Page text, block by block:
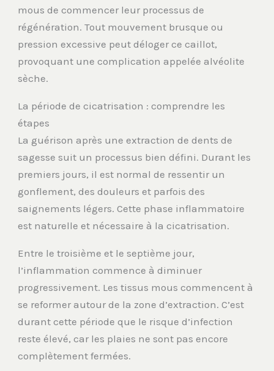
mous de commencer leur processus de
régénération. Tout mouvement brusque ou
pression excessive peut déloger ce caillot,
provoquant une complication appelée alvéolite
sèche.
La période de cicatrisation : comprendre les
étapes
La guérison après une extraction de dents de
sagesse suit un processus bien défini. Durant les
premiers jours, il est normal de ressentir un
gonflement, des douleurs et parfois des
saignements légers. Cette phase inflammatoire
est naturelle et nécessaire à la cicatrisation.
Entre le troisième et le septième jour,
l’inflammation commence à diminuer
progressivement. Les tissus mous commencent à
se reformer autour de la zone d’extraction. C’est
durant cette période que le risque d’infection
reste élevé, car les plaies ne sont pas encore
complètement fermées.